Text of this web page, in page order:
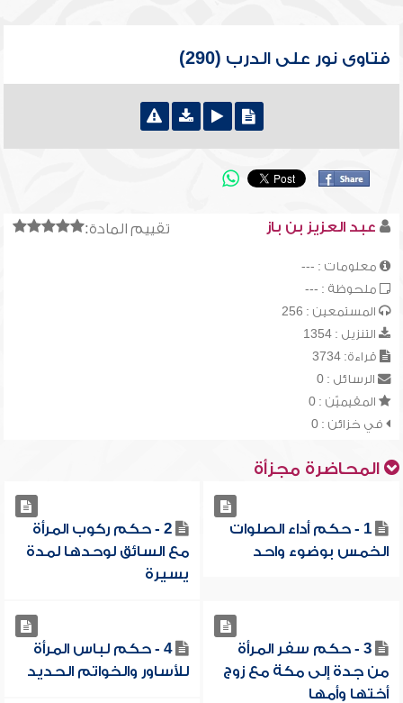
فتاوى نور على الدرب (290)
تقييم المادة: عبد العزيز بن باز
معلومات : ---
ملحوظة : ---
المستمعين : 256
التنزيل : 1354
قراءة: 3734
الرسائل : 0
المقيميّن : 0
في خزائن : 0
المحاضرة مجزأة
1 - حكم أداء الصلوات
الخمس بوضوء واحد
2 - حكم ركوب المرأة
مع السائق لوحدها لمدة
يسيرة
3 - حكم سفر المرأة
من جدة إلى مكة مع زوج
أختها وأمها
4 - حكم لباس المرأة
للأساور والخواتم الحديد